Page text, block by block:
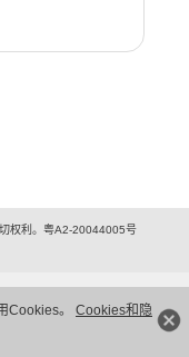
Cookies。 Cookies和隐
权利。粤A2-20044005号